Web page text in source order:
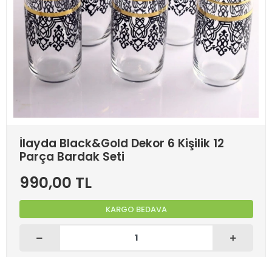
İlayda Black&Gold Dekor 6 Kişilik 12
Parça Bardak Seti
990,00 TL
KARGO BEDAVA